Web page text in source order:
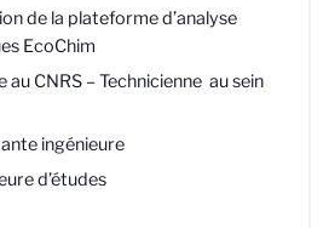
de la plateforme d’analyse
EcoChim
au CNRS – Technicienne au sein
ingénieure
d’études